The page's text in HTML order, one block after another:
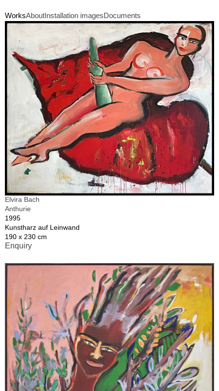
WorksAboutInstallation imagesDocuments
Elvira Bach
Anthurie
1995
Kunstharz auf Leinwand
190 x 230 cm
Enquiry